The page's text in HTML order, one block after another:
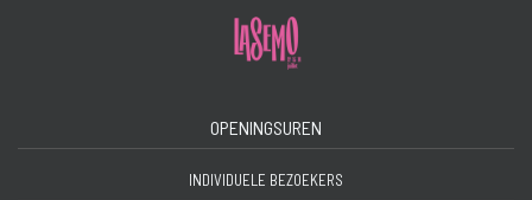
OPENINGSUREN
INDIVIDUELE BEZOEKERS